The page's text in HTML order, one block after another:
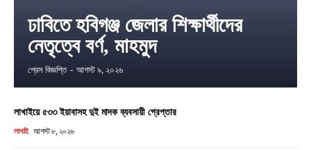
ঢাবিতে হবিগঞ্জ জেলার শিক্ষার্থীদের
নেতৃত্বে বর্ণ, মাহমুদ
প্রেস বিজ্ঞপ্তি - আগস্ট ৯, ২০২৬
লাখাইয়ে ৫৩৩ ইয়াবাসহ দুই মাদক ব্যবসায়ী গ্রেপ্তার
লাখাই আগস্ট ৮, ২০২৬